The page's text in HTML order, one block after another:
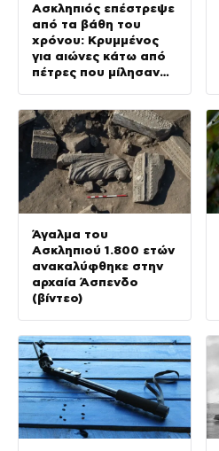
Ασκληπιός επέστρεψε
από τα βάθη του
χρόνου: Κρυμμένος
για αιώνες κάτω από
πέτρες που μίλησαν
Άγαλμα του
Ασκληπιού 1.800 ετών
ανακαλύφθηκε στην
αρχαία Άσπενδο
(βίντεο)